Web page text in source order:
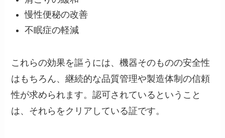
慢性便秘の改善
不眠症の軽減
これらの効果を謳うには、機器そのものの安全性
はもちろん、継続的な品質管理や製造体制の信頼
性が求められます。認可されているということ
は、それらをクリアしている証です。